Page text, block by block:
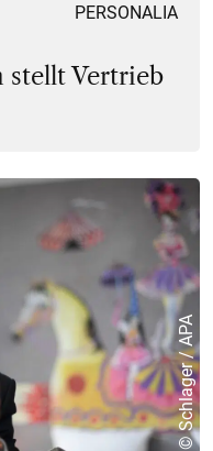
PERSONALIA
stellt Vertrieb
© Schlager / APA